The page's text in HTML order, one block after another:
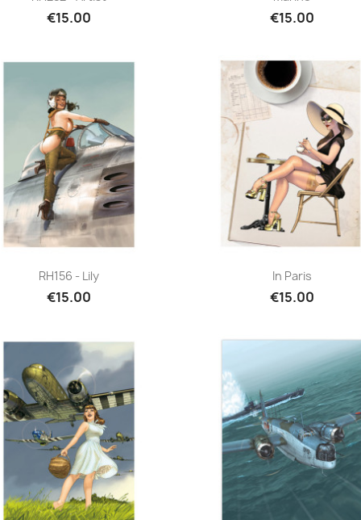
€15.00 €15.00
Quick view
RH156 - Lily
€15.00
Quick view
In Paris
€15.00